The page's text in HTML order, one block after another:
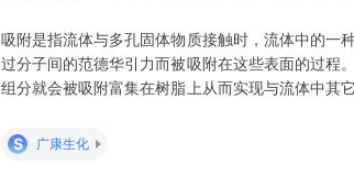
吸附是指流体与多孔固体物质接触时，流体中的一
过分子间的范德华引力而被吸附在这些表面的过程
组分就会被吸附富集在树脂上从而实现与流体中其
集、分离和回收。 吸附是指流体与多孔固体物质
和微孔内表面，并通过分子间的范
S 广康生化